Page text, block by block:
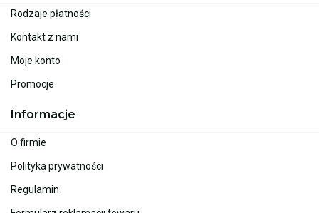
Rodzaje płatności
Kontakt z nami
Moje konto
Promocje
Informacje
O firmie
Polityka prywatności
Regulamin